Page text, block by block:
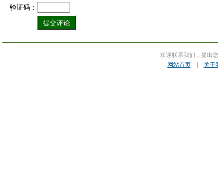
验证码：
欢迎联系我们，提出
网站首页| 关于